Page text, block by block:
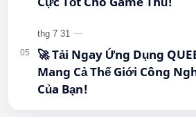
🚀 Tải Ngay Ứng Dụng
Mang Cả Thế Giới Công
Của Bạn!